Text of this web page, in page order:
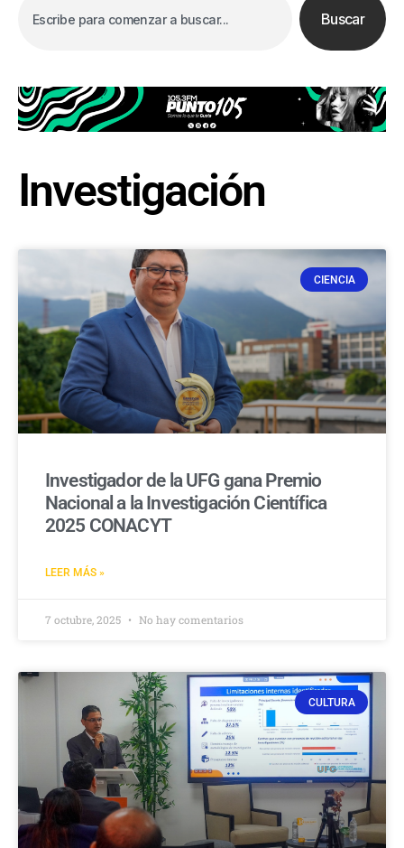
Buscar
Investigación
CIENCIA
Investigador de la UFG gana Premio
Nacional a la Investigación Científica
2025 CONACYT
LEER MÁS »
7 octubre, 2025 No hay comentarios
CULTURA